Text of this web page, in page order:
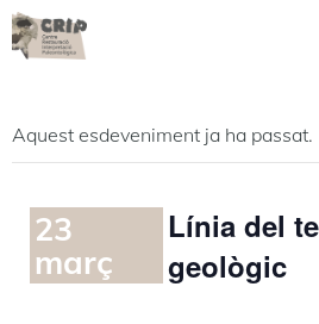
Vés
al
contingut
Aquest esdeveniment ja ha passat.
23
març
Línia del
geològic